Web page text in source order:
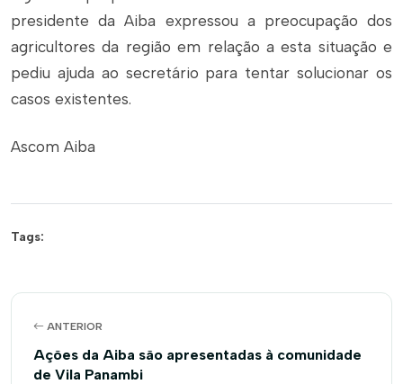
presidente da Aiba expressou a preocupação dos
agricultores da região em relação a esta situação e
pediu ajuda ao secretário para tentar solucionar os
casos existentes.
Ascom Aiba
Tags:
ANTERIOR
Ações da Aiba são apresentadas à comunidade
de Vila Panambi